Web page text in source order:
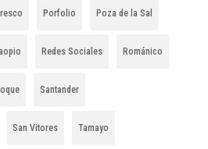
Porfolio Poza de la Sal
Redes Sociales Románico
Santander
San Vitores Tamayo